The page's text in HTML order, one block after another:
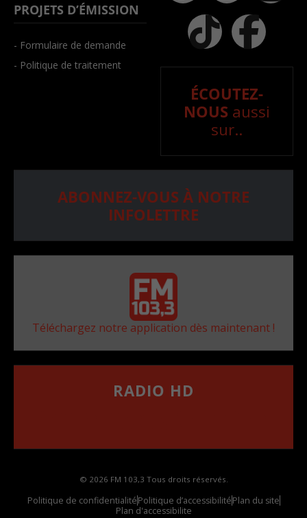
PROJETS D’ÉMISSION
- Formulaire de demande
- Politique de traitement
ÉCOUTEZ-
NOUS aussi
sur..
ABONNEZ-VOUS À NOTRE
INFOLETTRE
Téléchargez notre application dès maintenant !
RADIO HD
© 2026 FM 103,3 Tous droits réservés.
Politique de confidentialitéPolitique d’accessibilitéPlan du site
Plan d'accessibilite